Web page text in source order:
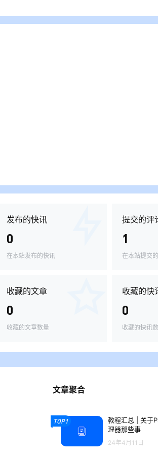
发布的快讯
0
在本站发布的快讯
提交的评
1
在本站提交
收藏的文章
0
收藏的文章数量
收藏的快
0
收藏的快讯
文章聚合
TOP1
教程汇总 | 关于
理器那些事
24年4月11日